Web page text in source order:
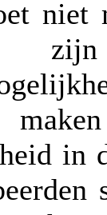
niet
in